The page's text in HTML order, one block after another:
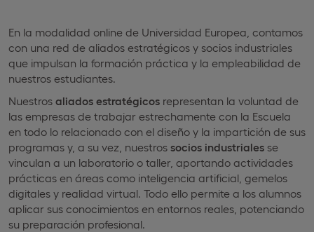
En la modalidad online de Universidad Europea, contamos
con una red de aliados estratégicos y socios industriales
que impulsan la formación práctica y la empleabilidad de
nuestros estudiantes.
Nuestros aliados estratégicos representan la voluntad de
las empresas de trabajar estrechamente con la Escuela
en todo lo relacionado con el diseño y la impartición de sus
programas y, a su vez, nuestros socios industriales se
vinculan a un laboratorio o taller, aportando actividades
prácticas en áreas como inteligencia artificial, gemelos
digitales y realidad virtual. Todo ello permite a los alumnos
aplicar sus conocimientos en entornos reales, potenciando
su preparación profesional.